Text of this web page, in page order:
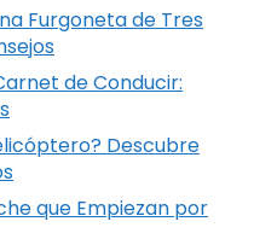
Furgoneta de Tres
de Conducir:
Descubre
que Empiezan por